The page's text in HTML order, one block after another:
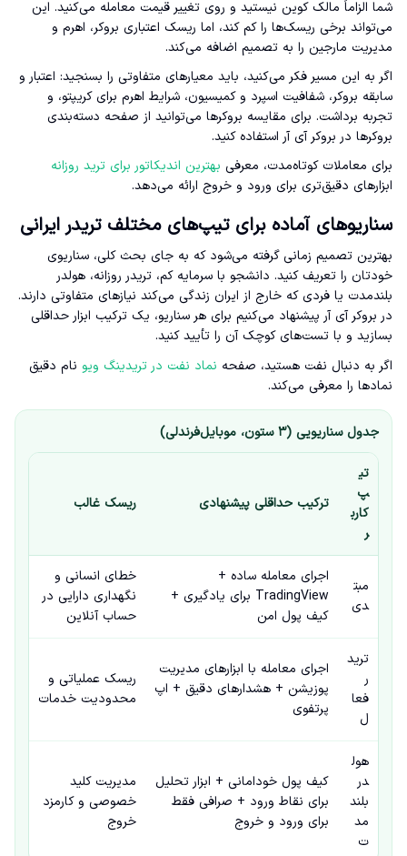
شما الزاماً مالک کوین نیستید و روی تغییر قیمت معامله می‌کنید. این
می‌تواند برخی ریسک‌ها را کم کند، اما ریسک اعتباری بروکر، اهرم و
مدیریت مارجین را به تصمیم اضافه می‌کند.
اگر به این مسیر فکر می‌کنید، باید معیارهای متفاوتی را بسنجید: اعتبار و
سابقه بروکر، شفافیت اسپرد و کمیسیون، شرایط اهرم برای کریپتو، و
تجربه برداشت. برای مقایسه بروکرها می‌توانید از صفحه دسته‌بندی
بروکرها در بروکر آی آر استفاده کنید.
برای معاملات کوتاه‌مدت، معرفی بهترین اندیکاتور برای ترید روزانه
ابزارهای دقیق‌تری برای ورود و خروج ارائه می‌دهد.
سناریوهای آماده برای تیپ‌های مختلف تریدر ایرانی
بهترین تصمیم زمانی گرفته می‌شود که به جای بحث کلی، سناریوی
خودتان را تعریف کنید. دانشجو با سرمایه کم، تریدر روزانه، هولدر
بلندمدت یا فردی که خارج از ایران زندگی می‌کند نیازهای متفاوتی دارند.
در بروکر آی آر پیشنهاد می‌کنیم برای هر سناریو، یک ترکیب ابزار حداقلی
بسازید و با تست‌های کوچک آن را تأیید کنید.
اگر به دنبال نفت هستید، صفحه نماد نفت در تریدینگ ویو نام دقیق
نمادها را معرفی می‌کند.
جدول سناریویی (۳ ستون، موبایل‌فرندلی)
تی
پ
کارب
ر
ترکیب حداقلی پیشنهادی ریسک غالب
مبت
دی
اجرای معامله ساده +
TradingView برای یادگیری +
کیف پول امن
خطای انسانی و
نگهداری دارایی در
حساب آنلاین
ترید
ر
فعا
ل
اجرای معامله با ابزارهای مدیریت
پوزیشن + هشدارهای دقیق + اپ
پرتفوی
ریسک عملیاتی و
محدودیت خدمات
هول
در
بلند
مد
ت
کیف پول خودامانی + ابزار تحلیل
برای نقاط ورود + صرافی فقط
برای ورود و خروج
مدیریت کلید
خصوصی و کارمزد
خروج